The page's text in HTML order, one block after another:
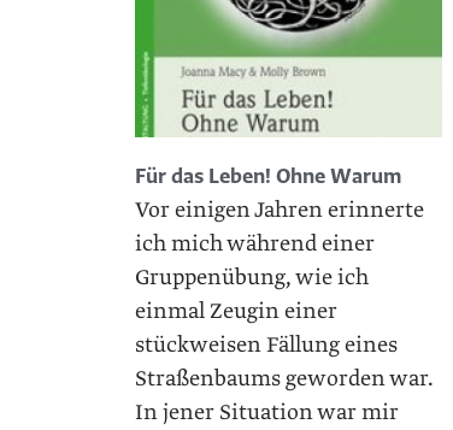
Für das Leben! Ohne Warum
Vor einigen Jahren erinnerte
ich mich während einer
Gruppenübung, wie ich
einmal Zeugin einer
stückweisen Fällung eines
Straßenbaums geworden war.
In jener Situation war mir